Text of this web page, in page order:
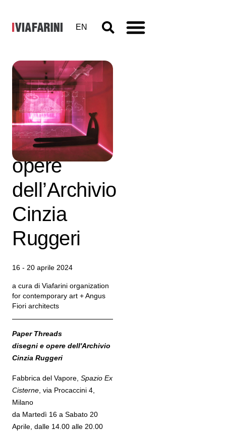
EN
Paper
Threads –
disegni e
opere
dell’Archivio
Cinzia
Ruggeri
16 - 20 aprile 2024
a cura di Viafarini organization
for contemporary art + Angus
Fiori architects
Paper Threads
disegni e opere dell'Archivio
Cinzia Ruggeri
Fabbrica del Vapore, Spazio Ex
Cisterne , via Procaccini 4,
Milano
da Martedì 16 a Sabato 20
Aprile, dalle 14.00 alle 20.00